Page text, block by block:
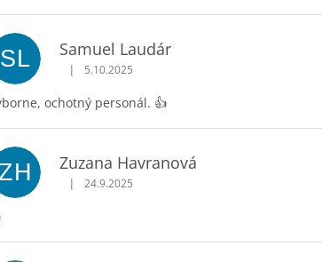
SL Samuel Laudár
Hodnotenie obchodu je 5 z 5 hviezdičiek.
| 5.10.2025
ochotný personál. 👍
Zuzana Havranová
Hodnotenie obchodu je 5 z 5 hviezdičiek.
| 24.9.2025